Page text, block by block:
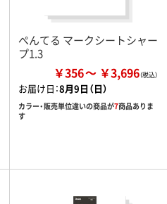
ぺんてる マークシートシャー
プ1.3
￥356 ￥3,696
お届け日：8月9日（日）
カラー・販売単位違いの商品が7商品ありま
す